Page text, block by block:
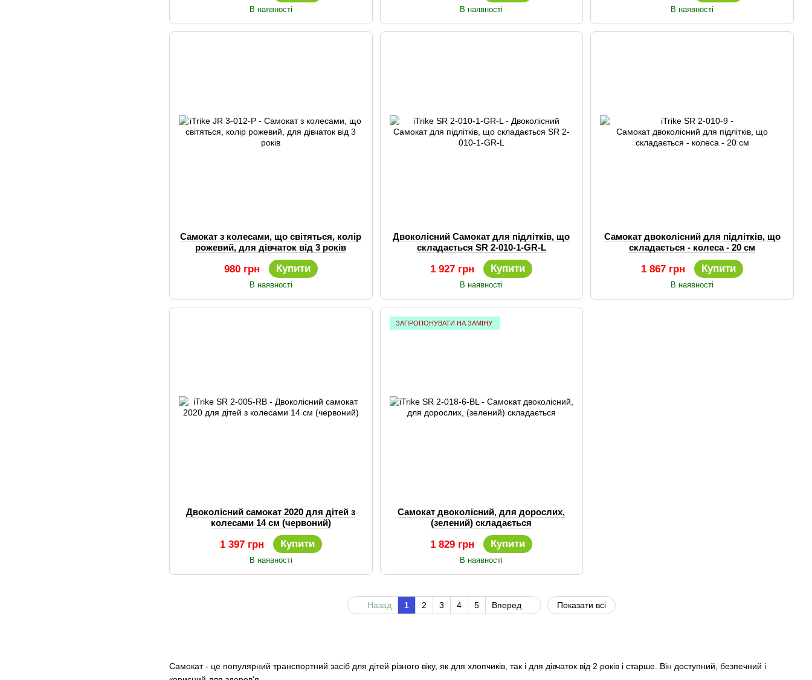
Самокат - це популярний транспортний засіб для дітей різного віку, як для хлопчиків, так і для дівчаток від 2 років і старше. Він доступний, безпечний і
В наявності В наявності В наявності
Самокат з колесами, що світяться, колір
рожевий, для дівчаток від 3 років
980 грн Купити
В наявності
Двоколісний Самокат для підлітків, що
складається SR 2-010-1-GR-L
1 927 грн Купити
В наявності
Самокат двоколісний для підлітків, що
складається - колеса - 20 см
1 867 грн Купити
В наявності
Двоколісний самокат 2020 для дітей з
колесами 14 см (червоний)
1 397 грн Купити
В наявності
ЗАПРОПОНУВАТИ НА ЗАМІНУ
Самокат двоколісний, для дорослих,
(зелений) складається
1 829 грн Купити
В наявності
Назад 1 2 3 4 5 Вперед Показати всі